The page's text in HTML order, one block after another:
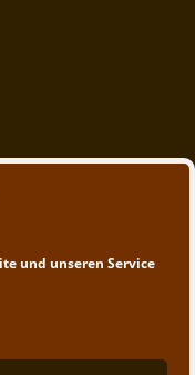
und unseren Service